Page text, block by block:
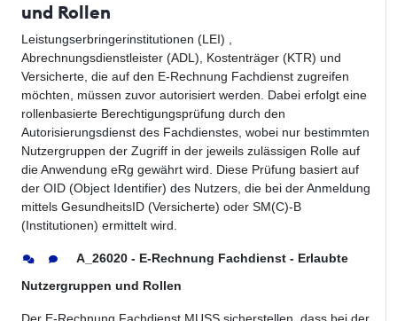
und Rollen
Leistungserbringerinstitutionen (LEI) ,
Abrechnungsdienstleister (ADL), Kostenträger (KTR) und
Versicherte, die auf den E-Rechnung Fachdienst zugreifen
möchten, müssen zuvor autorisiert werden. Dabei erfolgt eine
rollenbasierte Berechtigungsprüfung durch den
Autorisierungsdienst des Fachdienstes, wobei nur bestimmten
Nutzergruppen der Zugriff in der jeweils zulässigen Rolle auf
die Anwendung eRg gewährt wird. Diese Prüfung basiert auf
der OID (Object Identifier) des Nutzers, die bei der Anmeldung
mittels GesundheitsID (Versicherte) oder SM(C)-B
(Institutionen) ermittelt wird.
A_26020 - E-Rechnung Fachdienst - Erlaubte
Nutzergruppen und Rollen